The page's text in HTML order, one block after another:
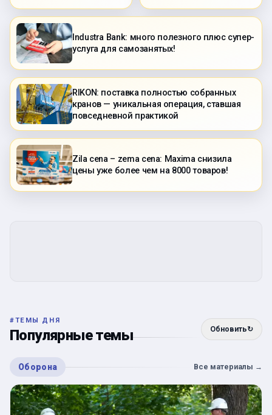
Industra Bank: много полезного плюс супер-
услуга для самозанятых!
RIKON: поставка полностью собранных
кранов — уникальная операция, ставшая
повседневной практикой
Zila cena – zema cena: Maxima снизила
цены уже более чем на 8000 товаров!
#ТЕМЫ ДНЯ
Популярные темы Обновить↻
Оборона Все материалы →